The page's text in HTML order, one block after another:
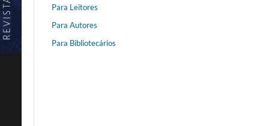
Para Leitores
Para Autores
Para Bibliotecários